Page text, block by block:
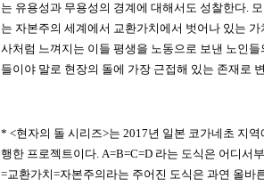
는 유용성과 무용성의 경계에 대해서도 성찰한다.
는 자본주의 세계에서 교환가치에서 벗어나 있는
사처럼 느껴지는 이들 평생을 노동으로 보낸 노인
들이야 말로 현장의 돌에 가장 근접해 있는 존재로
* <현자의 돌 시리즈>는 2017년 일본 코가네초 지
행한 프로젝트이다. A=B=C=D 라는 도식은 어디서
=교환가치=자본주의라는 주어진 도식은 과연 올바